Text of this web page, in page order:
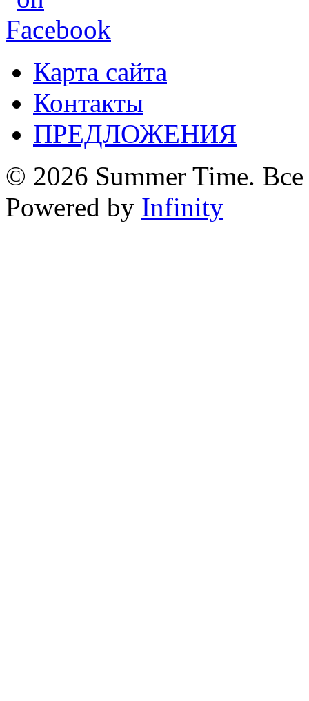
Карта сайта
Контакты
ПРЕДЛОЖЕНИЯ
© 2026 Summer Time.
Powered by Infinity